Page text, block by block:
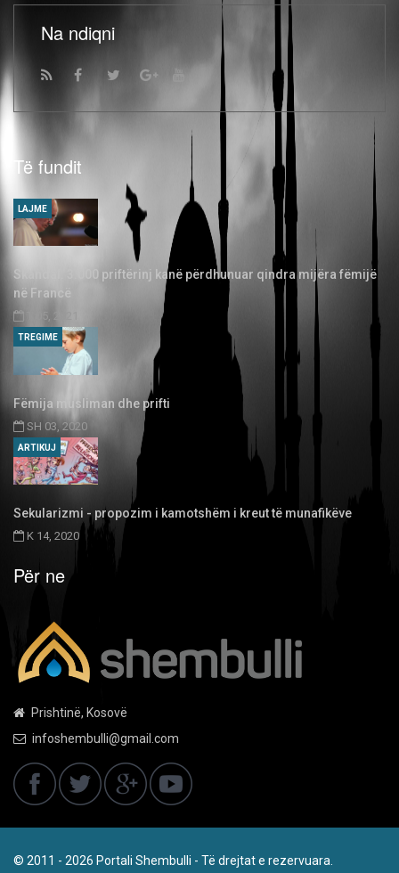
Na ndiqni
Të fundit
Skandal: 3.000 priftërinj kanë përdhunuar qindra mijëra fëmijë
në Francë
T 05, 2021
LAJME
Fëmija musliman dhe prifti
SH 03, 2020
TREGIME
Sekularizmi - propozim i kamotshëm i kreut të munafikëve
K 14, 2020
ARTIKUJ
Për ne
Prishtinë, Kosovë
infoshembulli@gmail.com
© 2011 - 2026 Portali Shembulli - Të drejtat e rezervuara.